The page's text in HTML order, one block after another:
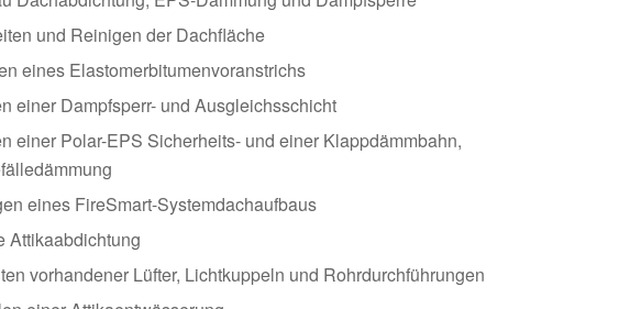
und Reinigen der Dachfläche
eines Elastomerbitumenvoranstrichs
einer Dampfsperr- und Ausgleichsschicht
einer Polar-EPS Sicherheits- und einer Klappdämmbahn,
eines FireSmart-Systemdachaufbaus
Attikaabdichtung
vorhandener Lüfter, Lichtkuppeln und Rohrdurchführungen